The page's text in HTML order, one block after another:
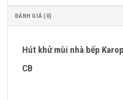
ĐÁNH GIÁ (0)
Hút khử mùi nhà bếp
CB